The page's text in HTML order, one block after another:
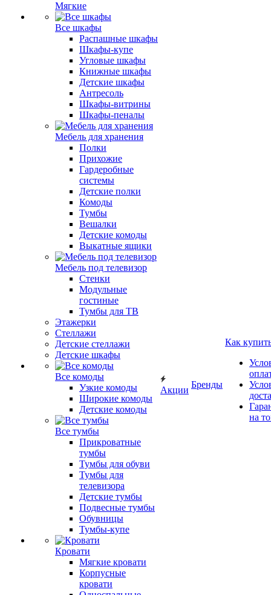
Мягкие
Все шкафы
Распашные шкафы
Шкафы-купе
Угловые шкафы
Книжные шкафы
Детские шкафы
Антресоль
Шкафы-витрины
Шкафы-пеналы
Мебель для хранения
Полки
Прихожие
Гардеробные
системы
Детские полки
Комоды
Тумбы
Вешалки
Детские комоды
Выкатные ящики
Мебель под телевизор
Стенки
Модульные
гостиные
Тумбы для ТВ
Этажерки
Стеллажи
Детские стеллажи
Детские шкафы
Все комоды
Узкие комоды
Широкие комоды
Детские комоды
Все тумбы
Прикроватные
тумбы
Тумбы для обуви
Тумбы для
телевизора
Детские тумбы
Подвесные тумбы
Обувницы
Тумбы-купе
Кровати
Мягкие кровати
Корпусные
кровати
Акции
Бренды
Как
на